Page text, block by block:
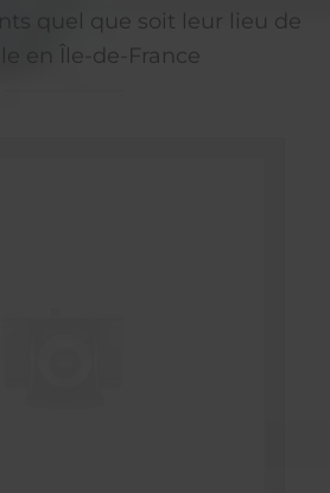
quel que soit leur lieu de
en Île-de-France